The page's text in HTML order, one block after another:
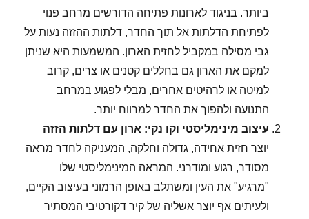
ביותר. בניגוד לארונות פתיחה הדורשים מרחב פנוי
לפתיחת הדלתות אל תוך החדר, דלתות ההזזה נעות על
גבי מסילה במקביל לחזית הארון. המשמעות היא שניתן
למקם את הארון גם בחללים קטנים או צרים, קרוב
למיטה או לרהיטים אחרים, מבלי לפגוע במרחב
התנועה ולהפוך את החדר למרווח יותר.
עיצוב מינימליסטי וקו נקי: ארון עם דלתות הזזה
יוצר חזית אחידה, גדולה וחלקה, המעניקה לחדר מראה
מסודר, רגוע ומודרני. המראה המינימליסטי שלו
"מרגיע" את העין ומשתלב באופן הרמוני בעיצוב הקיים,
ולעיתים אף יוצר אשליה של קיר דקורטיבי המסתיר